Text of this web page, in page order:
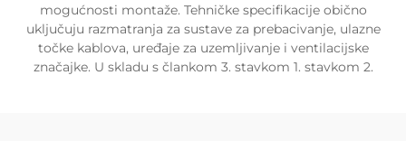
mogućnosti montaže. Tehničke specifikacije obično
uključuju razmatranja za sustave za prebacivanje, ulazne
točke kablova, uređaje za uzemljivanje i ventilacijske
značajke. U skladu s člankom 3. stavkom 1. stavkom 2.